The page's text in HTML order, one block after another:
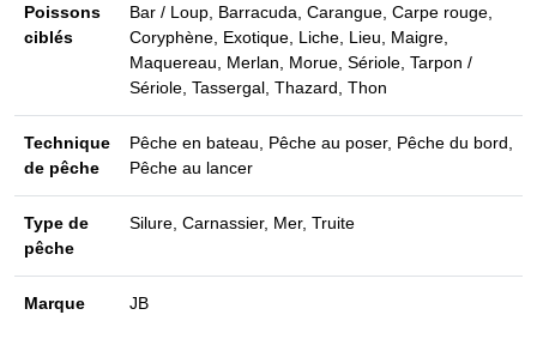
Poissons
ciblés
Bar / Loup, Barracuda, Carangue, Carpe rouge,
Coryphène, Exotique, Liche, Lieu, Maigre,
Maquereau, Merlan, Morue, Sériole, Tarpon /
Sériole, Tassergal, Thazard, Thon
Technique
de pêche
Pêche en bateau, Pêche au poser, Pêche du bord,
Pêche au lancer
Type de
pêche
Silure, Carnassier, Mer, Truite
Marque JB